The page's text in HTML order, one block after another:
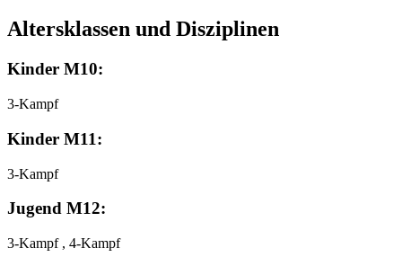
Altersklassen und Disziplinen
Kinder M10:
3-Kampf
Kinder M11:
3-Kampf
Jugend M12:
3-Kampf , 4-Kampf